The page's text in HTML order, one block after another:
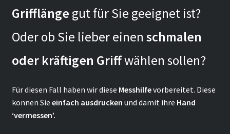
Grifflänge gut für Sie geeignet ist?
Oder ob Sie lieber einen schmalen
oder kräftigen Griffwählen sollen?
Für diesen Fall haben wir diese Messhilfevorbereitet. Diese
können Sie einfach ausdrucken und damit ihre Hand
‘vermessen’.